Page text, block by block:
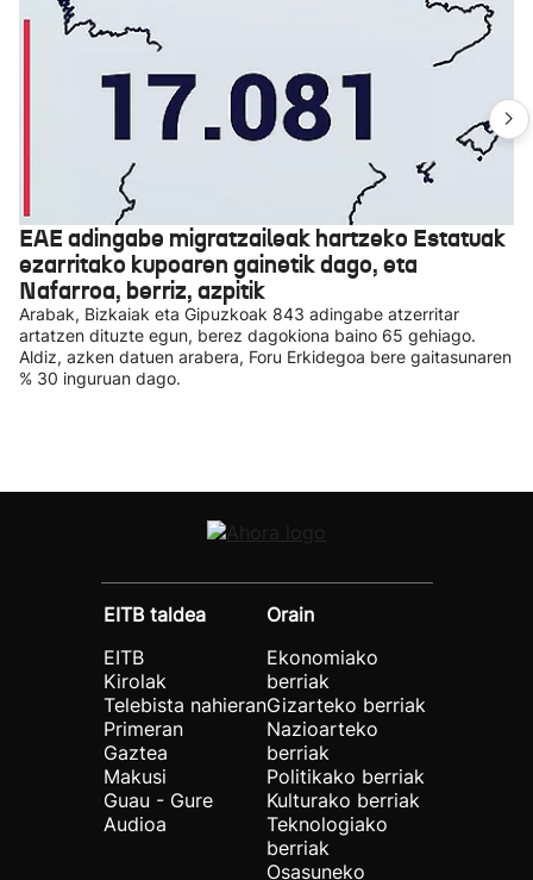
EAE adingabe migratzaileak hartzeko Estatuak
ezarritako kupoaren gainetik dago, eta
Nafarroa, berriz, azpitik
Arabak, Bizkaiak eta Gipuzkoak 843 adingabe atzerritar
artatzen dituzte egun, berez dagokiona baino 65 gehiago.
Aldiz, azken datuen arabera, Foru Erkidegoa bere gaitasunaren
% 30 inguruan dago.
EITB taldea
EITB
Kirolak
Telebista nahieran
Primeran
Gaztea
Makusi
Guau - Gure
Audioa
Orain
Ekonomiako
berriak
Gizarteko berriak
Nazioarteko
berriak
Politikako berriak
Kulturako berriak
Teknologiako
berriak
Osasuneko